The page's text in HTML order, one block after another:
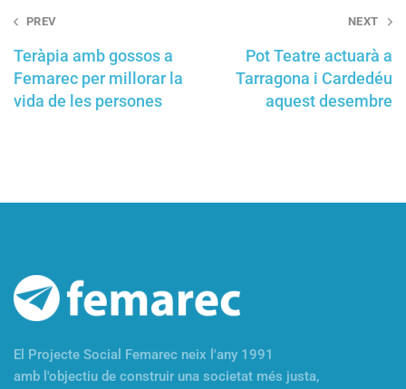
Post
PREV
Teràpia amb gossos a
Femarec per millorar la
vida de les persones
NEXT
Pot Teatre actuarà a
Tarragona i Cardedéu
aquest desembre
El Projecte Social Femarec neix l'any 1991
amb l'objectiu de construir una societat més justa,